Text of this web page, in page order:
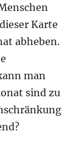
Karte
abheben.
man
sind zu